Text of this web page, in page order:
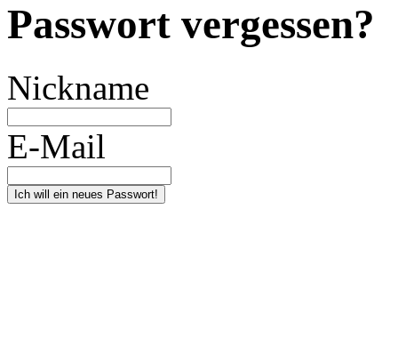
Passwort vergessen?
Nickname
E-Mail